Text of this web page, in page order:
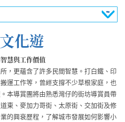
化遊
慧與工作價值
，更蘊含了許多民間智慧。打白鐵、印
運工作等，曾經支撐不少草根家庭，也
本導賞團將由熟悉灣仔的街坊導賞員帶
東、麥加力哥街、太原街、交加街及修
的興衰歷程，了解城市發展如何影響小